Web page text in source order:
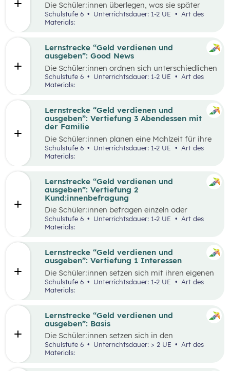
Die Schüler:innen überlegen, was sie später
einmal werden möchten und finden heraus, wie
der Beruf aussieht, den sie zukünftig ausüben
erstellen ein kreatives Endprodukt, das sie frei
wählen können. In der Wabe findet eine
Auseinandersetzung mit den eigenen
Vorstellungen über den Traumberuf und
Erkenntnisse aus der Recherche statt.
Außerdem erhalten die Schüler:innen in der
entsprechen und welche anders sind als
erwartet.
Schulstufe 6 Unterrichtsdauer: 1-2 UE
Materials:
Lernstrecke “Geld verdienen und
ausgeben”: Good News
Die Schüler:innen ordnen sich unterschiedlichen
Geld-Typen zu und diskutieren miteinander die
Tipps, die bei den jeweiligen Geld-Typen zu
welche konkreten Tipps sie im Alltag schon in
ihrem Alter umsetzen können, aber auch wie sie
ihre Eltern beim nachhaltigen Konsum
Schulstufe 6 Unterrichtsdauer: 1-2 UE
Art des
Materials:
Lernstrecke “Geld verdienen und
ausgeben”: Vertiefung 3 Abendessen mit
der Familie
Die Schüler:innen planen eine Mahlzeit für ihre
Familie und sollen dafür ein vorgegebenes
Budget pro Person einhalten. Zur Durchführung
der Einkauf der Zutaten und die Zubereitung
der Speise. Im Anschluss werden die
Schätzungen und die tatsächlichen Ausgaben
miteinander verglichen und die Vorgehensweise
beim Einkauf reflektiert.
Schulstufe 6 Unterrichtsdauer: 1-2 UE
Materials:
Lernstrecke “Geld verdienen und
ausgeben”: Vertiefung 2
Kund:innenbefragung
Die Schüler:innen befragen einzeln oder
paarweise Kund:innen in einem Supermarkt zu
den Zahlungsgewohnheiten und versuchen
Antworten der Supermarktkund:innen werden
auf einem Interviewbogen/Fragebogen
festgehalten und in der Klasse gemeinsam mit
der Lehrkraft ausgewertet. Eine weitere
Perspektive kann, je nach den örtlichen
Gegebenheiten, eingenommen werden, indem
Zahlungsformen sie anbieten und welche Art
der Zahlung sie bevorzugen.
Schulstufe 6 Unterrichtsdauer: 1-2 UE
Art des
Materials:
Lernstrecke “Geld verdienen und
ausgeben”: Vertiefung 1 Interessen
Die Schüler:innen setzen sich mit ihren eigenen
Interessen und Stärken auseinander.
Gemeinsam werden verschiedene Stärken und
Schüler:innen zeigen, dass es mit diesem
Wissen leichter ist den richtigen Beruf für sich
zu finden und die Auseinandersetzung mit
einzelnen Berufen wird ermöglicht.
Schulstufe 6 Unterrichtsdauer: 1-2 UE
Materials:
Lernstrecke “Geld verdienen und
ausgeben”: Basis
Die Schüler:innen setzen sich in den
unterschiedlichen Aufgabestellungen rund um
das Thema Geld mit den Themen Funktionen
Schulstufe 6 Unterrichtsdauer: > 2 UE
Materials: